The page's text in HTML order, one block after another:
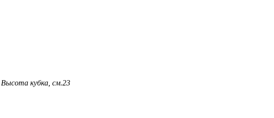
Высота кубка, см.23